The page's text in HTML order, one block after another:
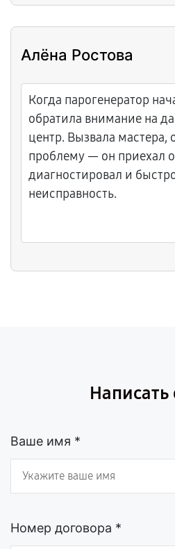
Алёна Ростова
Когда парогенератор
обратила внимание на
центр. Вызвала мастера,
проблему — он приехал
диагностировал и
неисправность.
Написать
Ваше имя *
Номер договора *